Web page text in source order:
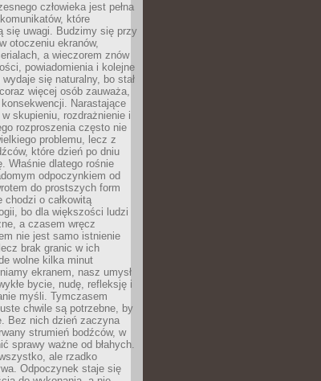
człowieka jest pełna
które
się uwagi. Budzimy się przy
otoczeniu ekranów,
a wieczorem znów
powiadomienia i kolejne
się naturalny, bo stał
więcej osób zauważa,
Narastające
skupieniu, rozdrażnienie i
rozproszenia często nie
problemu, lecz z
które dzień po dniu
Właśnie dlatego rośnie
odpoczynkiem od
do prostszych form
o całkowitą
bo dla większości ludzi
a czasem wręcz
nie jest samo istnienie
brak granic w ich
wolne kilka minut
ekranem, nasz umysł
bycie, nudę, refleksję i
myśli. Tymczasem
chwile są potrzebne, by
Bez nich dzień zaczyna
strumień bodźców, w
sprawy ważne od błahych.
ale rzadko
Odpoczynek staje się